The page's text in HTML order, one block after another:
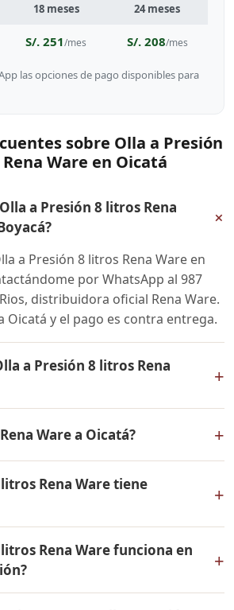
18 meses 24 meses
S/. 251/mes S/. 208/mes
las opciones de pago disponibles para
sobre Olla a Presión
Ware en Oicatá
a Presión 8 litros Rena
+
a Presión 8 litros Rena Ware en
por WhatsApp al 987
distribuidora oficial Rena Ware.
Oicatá y el pago es contra entrega.
a Presión 8 litros Rena
+
Contáctame por WhatsApp
actual, promociones disponibles
en cuotas desde el 10% de inicial.
Ware a Oicatá? +
y a todo Colombia. El pago es
Rena Ware tiene
+
de fabricación. Todos los
están fabricados en acero
18/10 de la más alta calidad.
Rena Ware funciona en
+